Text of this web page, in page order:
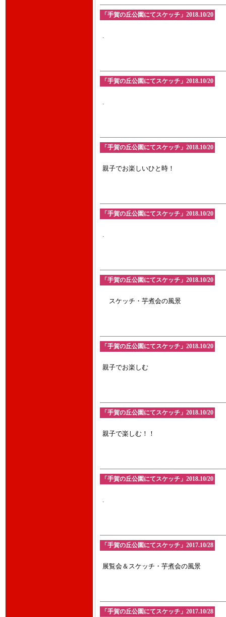
「手賀の丘公園にてスケッチ」2018.10/20
.
「手賀の丘公園にてスケッチ」2018.10/20
.
「手賀の丘公園にてスケッチ」2018.10/20
親子でお楽しいひと時！
「手賀の丘公園にてスケッチ」2018.10/20
.
「手賀の丘公園にてスケッチ」2018.10/20
スケッチ・芋煮会の風景
「手賀の丘公園にてスケッチ」2018.10/20
親子でお楽しむ
「手賀の丘公園にてスケッチ」2018.10/20
親子で楽しむ！！
「手賀の丘公園にてスケッチ」2018.10/20
.
「手賀の丘公園にてスケッチ」2017.10/28
展覧会＆スケッチ・芋煮会の風景
「手賀の丘公園にてスケッチ」2017.10/28